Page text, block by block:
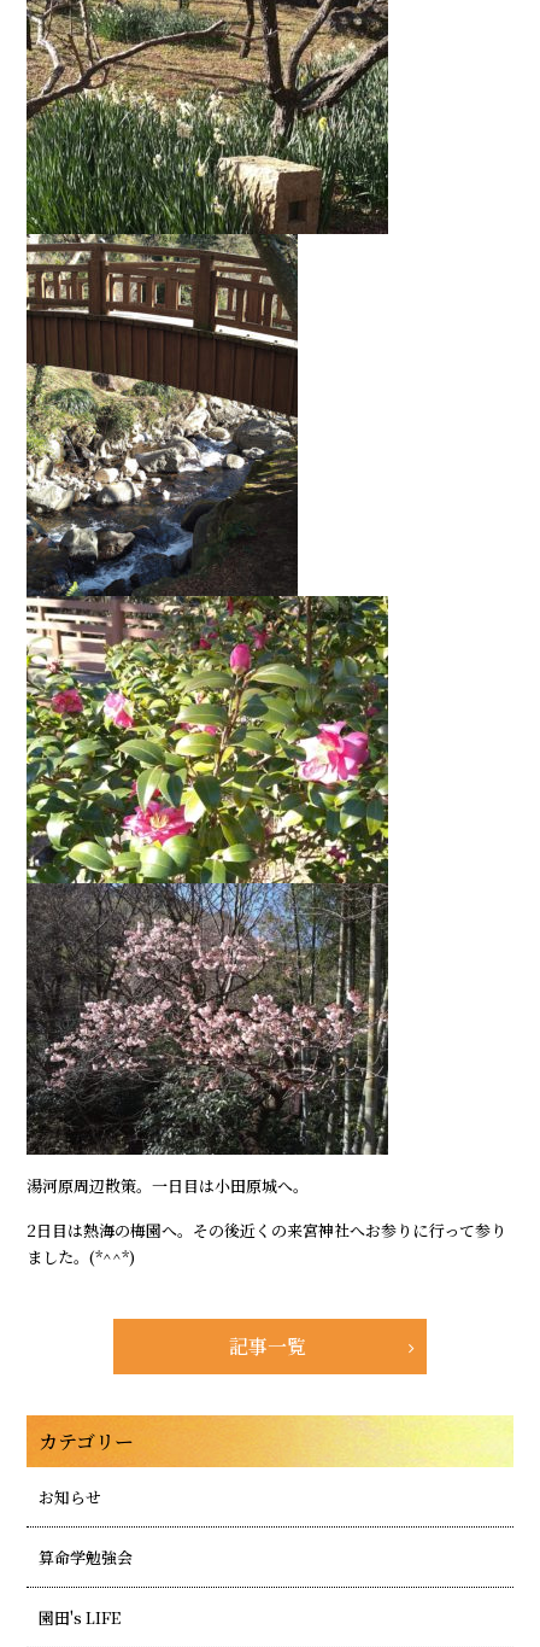
湯河原周辺散策。一日目は小田原城へ。
2日目は熱海の梅園へ。その後近くの来宮神社へお参りに行って参り
ました。(*^^*)
記事一覧
カテゴリー
お知らせ
算命学勉強会
園田's LIFE